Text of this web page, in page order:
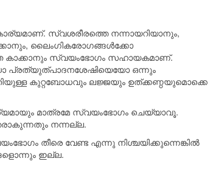
സ്വശരീരത്തെ നന്നായറിയാനും,
ലൈംഗികരോഗങ്ങള്‍ക്കോ
കാക്കാനും സ്വയംഭോഗം സഹായകമാണ്.
പ്രത്യുത്പാദനശേഷിയെയോ ഒന്നും
കുറ്റബോധവും ലജ്ജയും ഉത്ക്കണ്ഠയുമൊക്കെ
മാത്രമേ സ്വയംഭോഗം ചെയ്യാവൂ.
നന്നല്ല.
തീരെ വേണ്ട എന്നു നിശ്ചയിക്കുന്നെങ്കില്‍
ഇല്ല.